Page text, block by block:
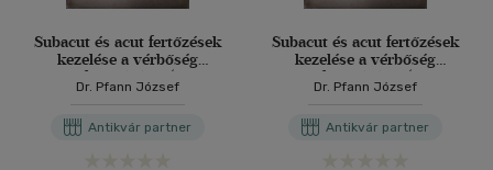
Subacut és acut fertőzések
kezelése a vérbőség
fokozásával (
Különlenyomat )
Dr. Pfann József
Antikvár partner
Subacut és acut fertőzések
kezelése a vérbőség
fokozásával (
Különlenyomat )
Dr. Pfann József
Antikvár partner